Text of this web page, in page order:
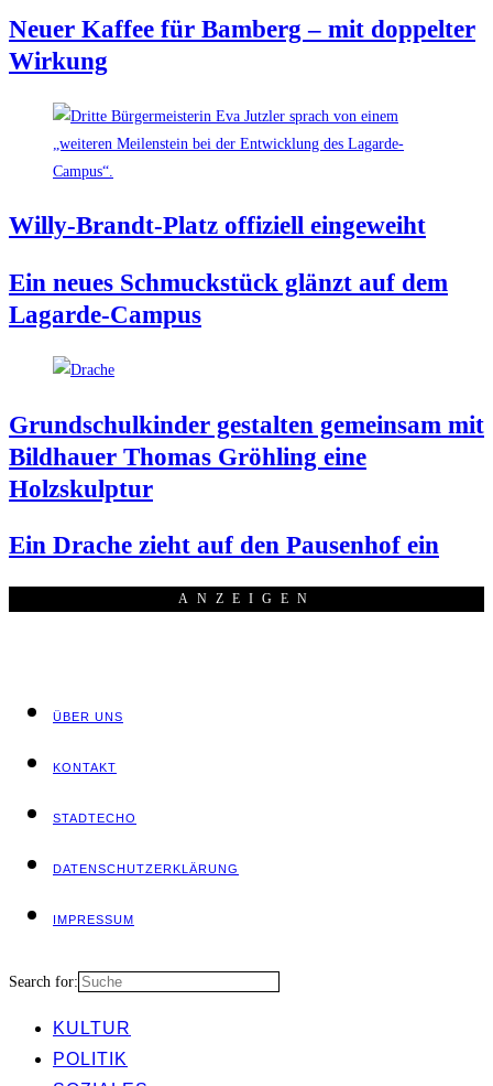
Neu­er Kaf­fee für Bam­berg – mit dop­pel­ter
Wirkung
Wil­ly-Brandt-Platz offi­zi­ell eingeweiht
Ein neu­es Schmuck­stück glänzt auf dem
Lagarde-Campus
Grund­schul­kin­der gestal­ten gemein­sam mit
Bild­hau­er Tho­mas Gröh­ling eine
Holzskulptur
Ein Dra­che zieht auf den Pau­sen­hof ein
ANZEI­GEN
ÜBER UNS
KON­TAKT
STADT­ECHO
DATEN­SCHUTZ­ER­KLÄ­RUNG
IMPRES­SUM
Search for:
KUL­TUR
POLI­TIK